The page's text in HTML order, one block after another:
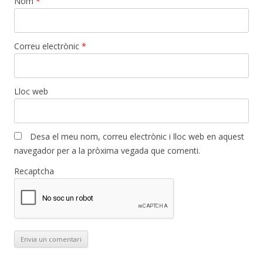
Correu electrònic *
Lloc web
Desa el meu nom, correu electrònic i lloc web en aquest
navegador per a la pròxima vegada que comenti.
Recaptcha